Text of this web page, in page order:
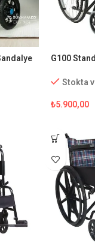
G100
Stokta
₺5.900,00